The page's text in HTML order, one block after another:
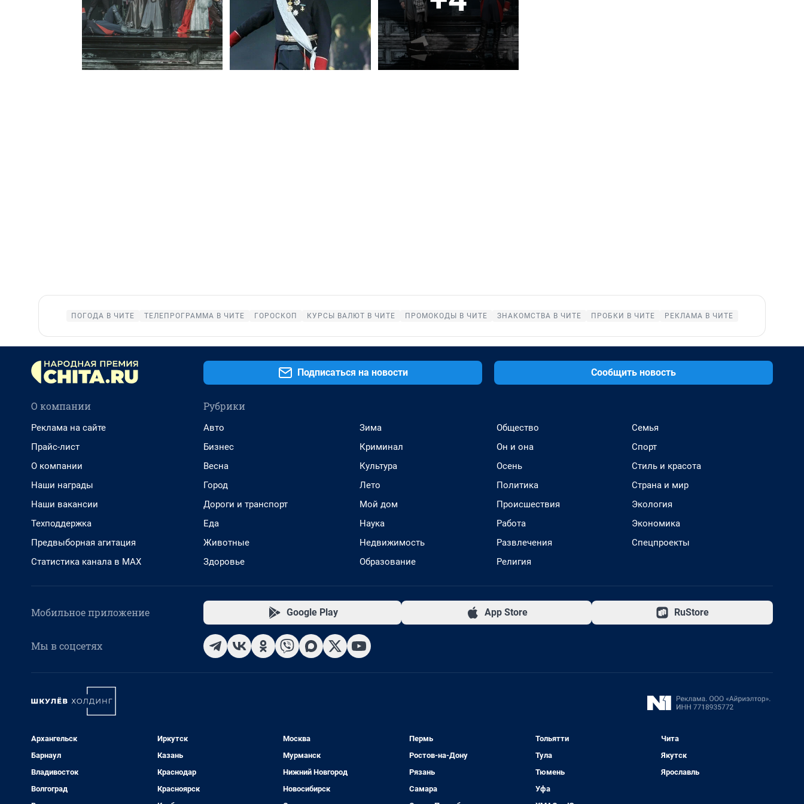
ПОГОДА В ЧИТЕ ТЕЛЕПРОГРАММА В ЧИТЕ ГОРОСКОП КУРСЫ ВАЛЮТ В ЧИТЕ ПРОМОКОДЫ В ЧИТЕ ЗНАКОМСТВА В ЧИТЕ ПРОБКИ В ЧИТЕ РЕКЛАМА В ЧИТЕ
Подписаться на новости Сообщить новость
О компании
Реклама на сайте
Прайс-лист
О компании
Наши награды
Наши вакансии
Техподдержка
Предвыборная агитация
Статистика канала в MAX
Рубрики
Авто
Бизнес
Весна
Город
Дороги и транспорт
Еда
Животные
Здоровье
Зима
Криминал
Культура
Лето
Мой дом
Наука
Недвижимость
Образование
Общество
Он и она
Осень
Политика
Происшествия
Работа
Развлечения
Религия
Семья
Спорт
Стиль и красота
Страна и мир
Экология
Экономика
Спецпроекты
Мобильное приложение Google Play App Store RuStore
Мы в соцсетях
Архангельск
Барнаул
Владивосток
Волгоград
Иркутск
Казань
Краснодар
Красноярск
Москва
Мурманск
Нижний Новгород
Новосибирск
Пермь
Ростов-на-Дону
Рязань
Самара
Тольятти
Тула
Тюмень
Уфа
Чита
Якутск
Ярославль